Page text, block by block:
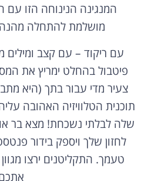
המנגינה הנינוחה הזו
מושלמת להתחלה
עם ריקוד – עם קצב
פיטבול בהחלט ימריץ את
צעיר מדי עבור בתך (היא
תוכנית הטלוויזיה האהובה
שלה לבלתי נשכחת! מצא בר
לחזון שלך ויספק בידור
טעמך. התקליטנים ירצו